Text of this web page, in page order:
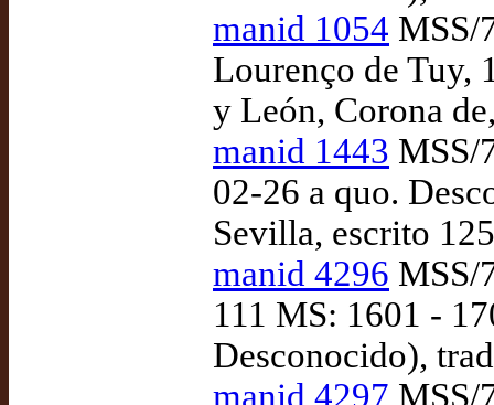
manid 1054 MSS/
Lourenço de Tuy,
y León, Corona
manid 1443 MSS/
02-26 a quo.
Sevilla, escrito
manid 4296 MSS/
111 MS: 1601 -
Desconocido),
manid 4297 MSS/